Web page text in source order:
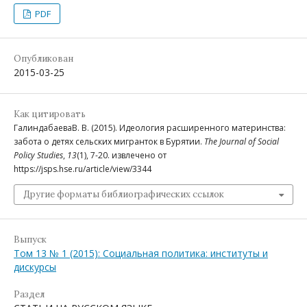
PDF
Опубликован
2015-03-25
Как цитировать
ГалиндабаеваВ. В. (2015). Идеология расширенного материнства:
забота о детях сельских мигранток в Бурятии. The Journal of Social
Policy Studies, 13(1), 7-20. извлечено от
https://jsps.hse.ru/article/view/3344
Другие форматы библиографических ссылок
Выпуск
Том 13 № 1 (2015): Социальная политика: институты и
дискурсы
Раздел